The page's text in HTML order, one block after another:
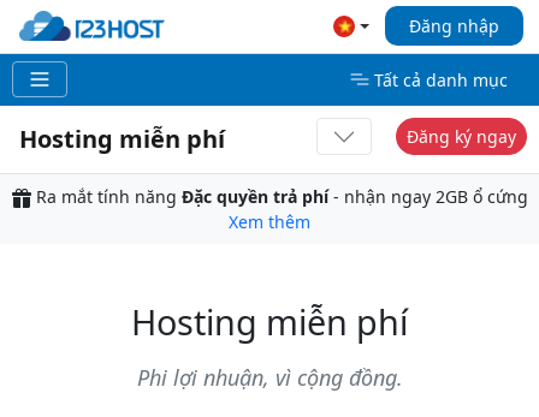
Đăng nhập
Tất cả danh mục
Hosting miễn phí Đăng ký ngay
Ra mắt tính năng Đặc quyền trả phí- nhận ngay 2GB ổ cứng
Xem thêm
Hosting miễn phí
Phi lợi nhuận, vì cộng đồng.